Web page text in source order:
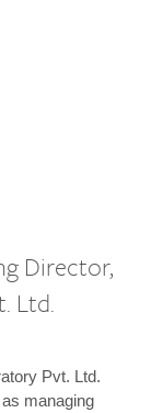
Director,
Ltd.
Pvt. Ltd.
managing